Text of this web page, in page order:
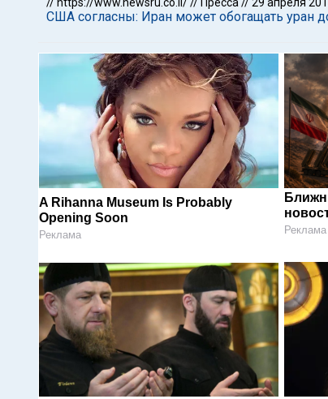
США согласны: Иран может обогащать уран
A Rihanna Museum Is Probably
Opening Soon
Реклама Реклама